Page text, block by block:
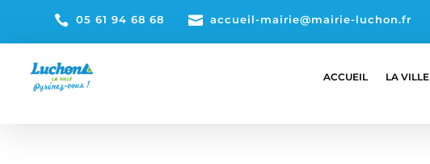
 05 61 94 68 68  accueil-mairie@mairie-luchon.fr
ACCUEIL LA VILLE